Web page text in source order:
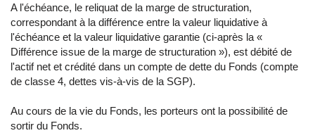
A l'échéance, le reliquat de la marge de structuration,
correspondant à la différence entre la valeur liquidative à
l'échéance et la valeur liquidative garantie (ci-après la «
Différence issue de la marge de structuration »), est débité de
l'actif net et crédité dans un compte de dette du Fonds (compte
de classe 4, dettes vis-à-vis de la SGP).
Au cours de la vie du Fonds, les porteurs ont la possibilité de
sortir du Fonds.